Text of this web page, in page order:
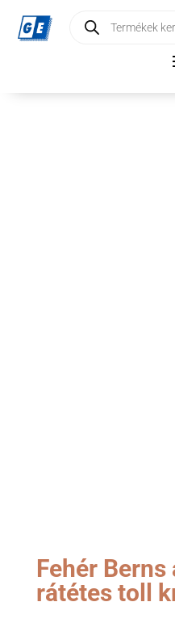
search
Fehér
rátétes toll